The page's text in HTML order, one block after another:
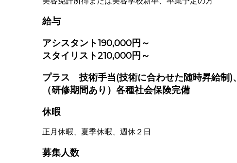
給与
アシスタント190,000円～
スタイリスト210,000円～
プラス 技術手当(技術に合わせた随時昇給制)、
（研修期間あり）各種社会保険完備
休暇
正月休暇、夏季休暇、週休２日
募集人数